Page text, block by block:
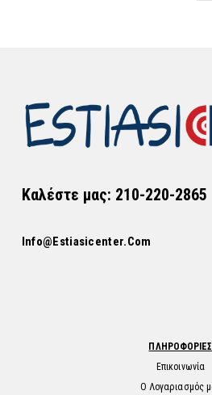
Καλέστε μας: 210-220-2865
Info@estiasicenter.com
ΠΛΗΡΟΦΟΡΙΕΣ
Επικοινωνία
Ο Λογαριασμός